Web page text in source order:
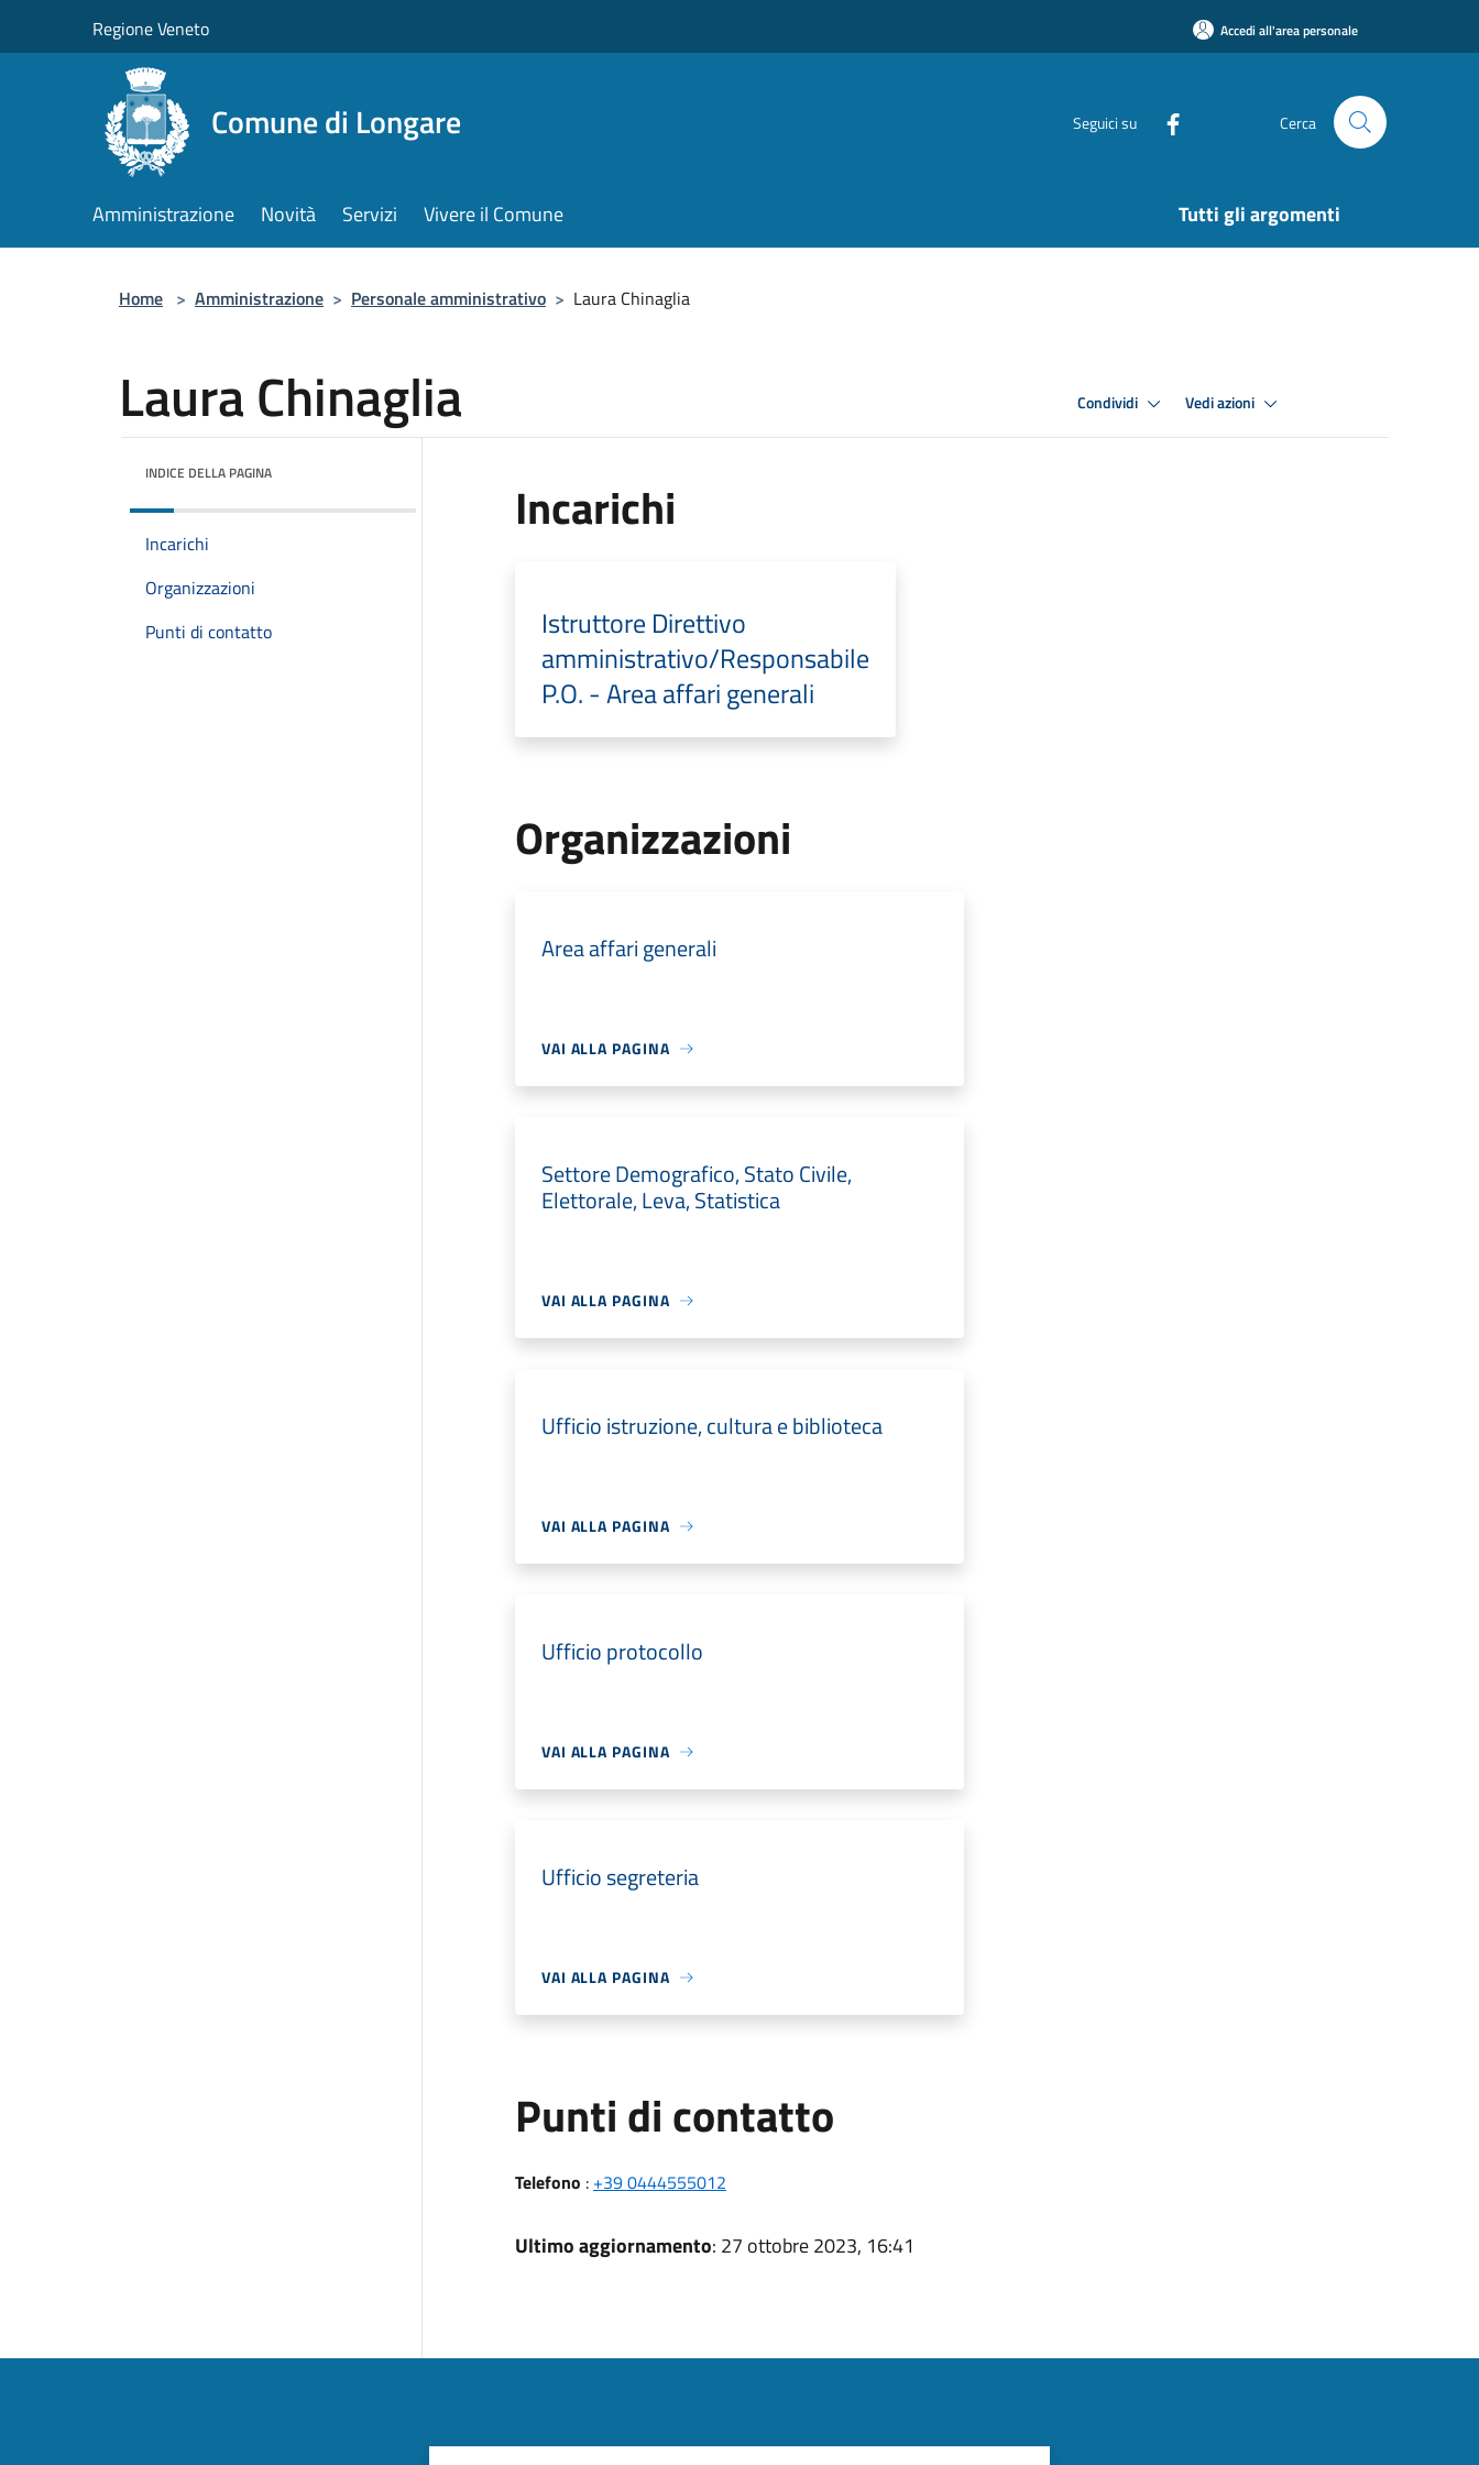
Regione Veneto Accedi all'area personale
Comune di Longare Seguici su Cerca
Amministrazione Novità Servizi Vivere il Comune Tutti gli argomenti
Home > Amministrazione > Personale amministrativo > Laura Chinaglia
Laura Chinaglia Condividi Vedi azioni
INDICE DELLA PAGINA
Incarichi
Organizzazioni
Punti di contatto
Incarichi
Istruttore Direttivo
amministrativo/Responsabile
P.O. - Area affari generali
Organizzazioni
Area affari generali
VAI ALLA PAGINA
Settore Demografico, Stato Civile,
Elettorale, Leva, Statistica
VAI ALLA PAGINA
Ufficio istruzione, cultura e biblioteca
VAI ALLA PAGINA
Ufficio protocollo
VAI ALLA PAGINA
Ufficio segreteria
VAI ALLA PAGINA
Punti di contatto
Telefono : +39 0444555012
Ultimo aggiornamento: 27 ottobre 2023, 16:41